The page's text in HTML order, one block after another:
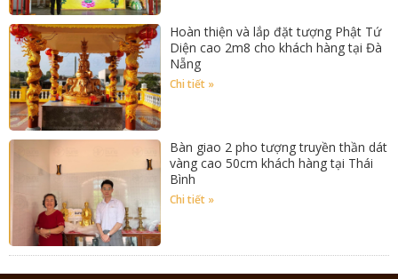
Hoàn thiện và lắp đặt tượng Phật Tứ
Diện cao 2m8 cho khách hàng tại Đà
Nẵng
Chi tiết »
Bàn giao 2 pho tượng truyền thần dát
vàng cao 50cm khách hàng tại Thái
Bình
Chi tiết »